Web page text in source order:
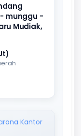
munggu -
Mudiak,